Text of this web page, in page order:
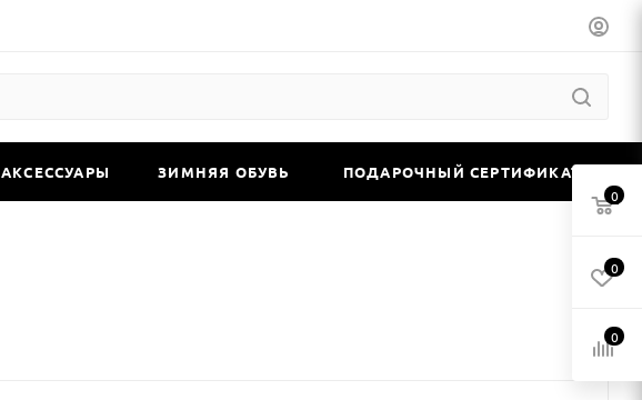
АКСЕССУАРЫ ЗИМНЯЯ ОБУВЬ ПОДАРОЧНЫЙ СЕРТИФИКАТ
0
0
0